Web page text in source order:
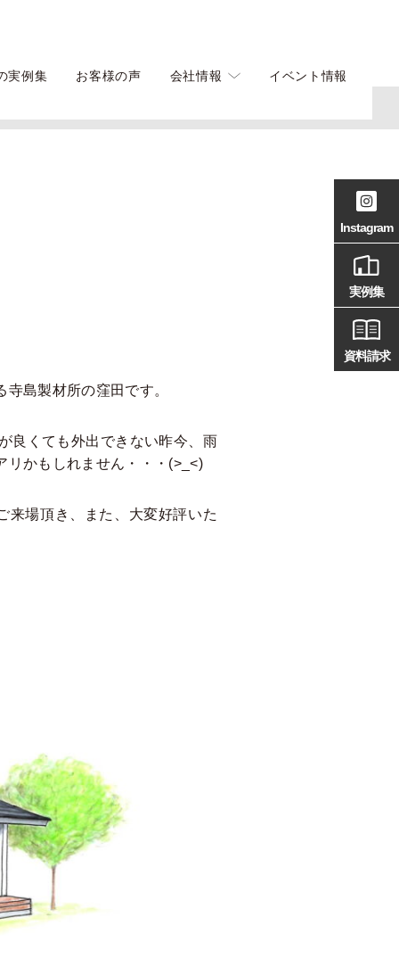
実例集 お客様の声 会社情報 イベント情報
島製材所の窪田です。
良くても外出できない昨今、雨
リかもしれません・・・(>_<)
場頂き、また、大変好評いた
Instagram
実例集
資料請求